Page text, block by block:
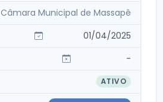
Câmara Municipal de Massapê
01/04/2025
-
ATIVO